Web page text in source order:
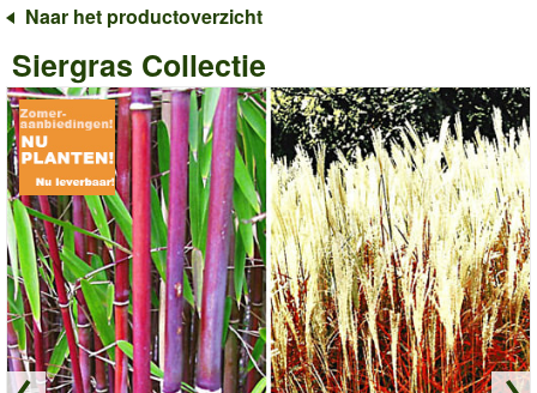
Naar het productoverzicht
Siergras Collectie